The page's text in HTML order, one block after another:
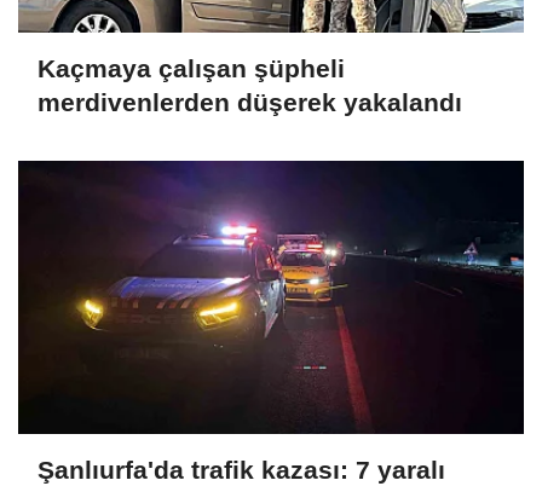
Kaçmaya çalışan şüpheli
merdivenlerden düşerek yakalandı
Şanlıurfa'da trafik kazası: 7 yaralı